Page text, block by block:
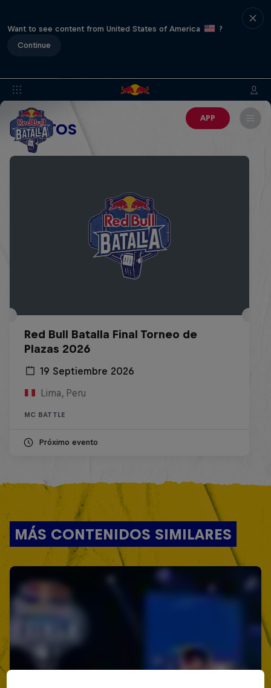
Want to see content from United States of America
?
Continue
APP
EVENTOS
Red Bull Batalla Final Torneo de
Plazas 2026
19 Septiembre 2026
Lima, Peru
MC BATTLE
Próximo evento
MÁS CONTENIDOS SIMILARES